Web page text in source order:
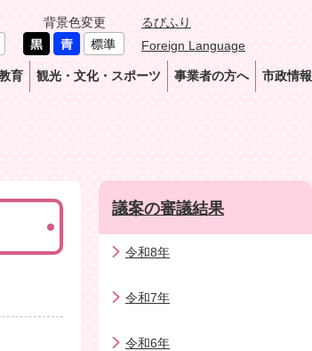
背景色変更
るびふり
Foreign Language
育 観光・文化・スポーツ 事業者の方へ 市政情報
議案の審議結果
令和8年
令和7年
令和6年